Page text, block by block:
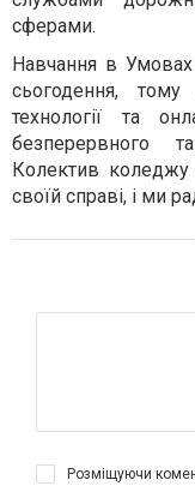
сферами.
Навчання в
сьогодення, тому
технології та
безперервного
Колектив
своїй справі, і ми
Розміщуючи